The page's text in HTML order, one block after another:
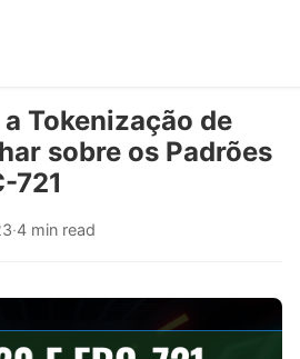
Tokenização de
sobre os Padrões
721
·4 min read